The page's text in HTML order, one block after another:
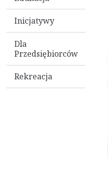
Inicjatywy
Dla
Przedsiębiorców
Rekreacja